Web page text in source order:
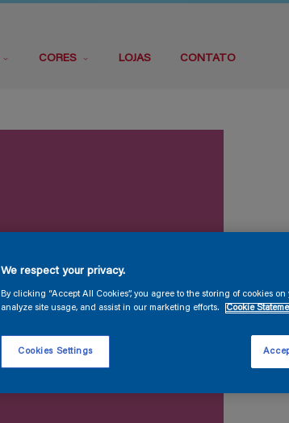
CORES LOJAS CONTATO
We respect your privacy.
By clicking “Accept All Cookies”, you agree to the storing of cookies
analyze site usage, and assist in our marketing efforts.
Cookie
Cookies Settings